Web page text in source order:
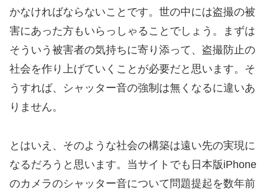
かなければならないことです。世の中には盗撮の被
害にあった方もいらっしゃることでしょう。まずは
そういう被害者の気持ちに寄り添って、盗撮防止の
社会を作り上げていくことが必要だと思います。そ
うすれば、シャッター音の強制は無くなるに違いあ
りません。
とはいえ、そのような社会の構築は遠い先の実現に
なるだろうと思います。当サイトでも日本版iPhone
のカメラのシャッター音について問題提起を数年前